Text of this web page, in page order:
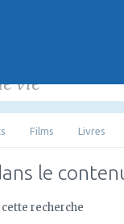
Films Livres
le
recherche